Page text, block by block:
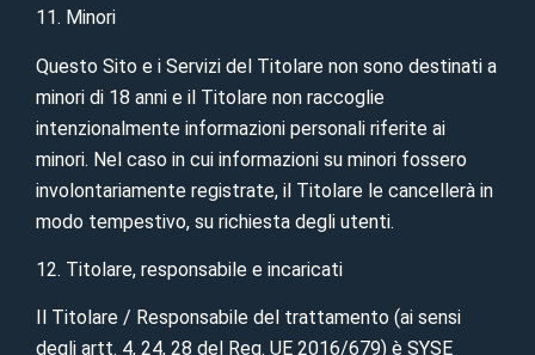
11. Minori
Questo Sito e i Servizi del Titolare non sono destinati a
minori di 18 anni e il Titolare non raccoglie
intenzionalmente informazioni personali riferite ai
minori. Nel caso in cui informazioni su minori fossero
involontariamente registrate, il Titolare le cancellerà in
modo tempestivo, su richiesta degli utenti.
12. Titolare, responsabile e incaricati
Il Titolare / Responsabile del trattamento (ai sensi
degli artt. 4, 24, 28 del Reg. UE 2016/679) è SYSE